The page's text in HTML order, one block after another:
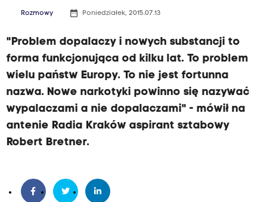
Rozmowy date_range Poniedziałek, 2015.07.13
"Problem dopalaczy i nowych substancji to
forma funkcjonująca od kilku lat. To problem
wielu państw Europy. To nie jest fortunna
nazwa. Nowe narkotyki powinno się nazywać
wypalaczami a nie dopalaczami" - mówił na
antenie Radia Kraków aspirant sztabowy
Robert Bretner.